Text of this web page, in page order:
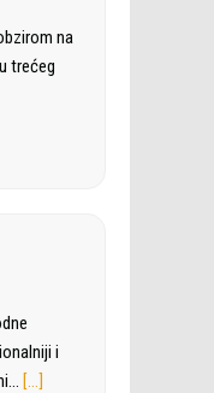
na
trećeg
i
[…]